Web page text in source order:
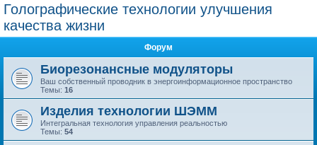
Голографические технологии улучшения
качества жизни
Форум
Биорезонансные модуляторы
Ваш собственный проводник в энергоинформационное пространство
Темы: 16
Изделия технологии ШЭММ
Интегральная технология управления реальностью
Темы: 54